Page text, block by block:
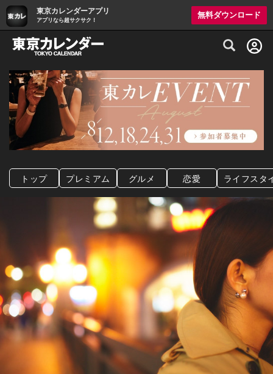
東京カレンダーアプリ
アプリなら超サクサク！
無料ダウンロード
グルメ情報・プレミアムレストラン予約
トップ プレミアム グルメ 恋愛 ライフスタ